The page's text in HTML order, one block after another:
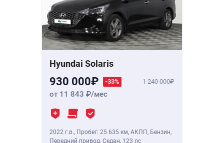
Hyundai Solaris
930 000 -33% 1 240 000
от 11 843 /мес
2022 г.в., Пробег: 25 635 км, АКПП, Бензин,
Передний привод, Седан, 123 лс